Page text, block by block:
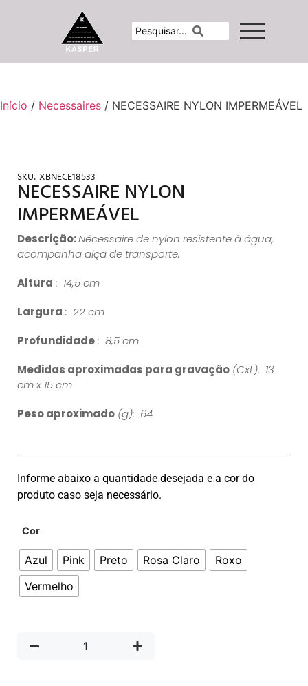
Início / Necessaires / NECESSAIRE NYLON IMPERMEÁVEL
SKU: XBNECE18533
NECESSAIRE NYLON
IMPERMEÁVEL
Descrição:Nécessaire de nylon resistente à água,
acompanha alça de transporte.
Altura : 14,5 cm
Largura : 22 cm
Profundidade: 8,5 cm
Medidas aproximadas para gravação (CxL): 13
cm x 15 cm
Peso aproximado (g): 64
Informe abaixo a quantidade desejada e a cor do
produto caso seja necessário.
Cor
Azul Pink Preto Rosa Claro
Roxo
Vermelho